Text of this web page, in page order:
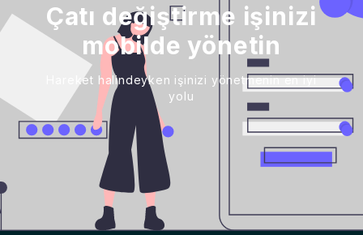
Çatı değiştirme işinizi
mobilde yönetin
Hareket halindeyken işinizi yönetmenin en iyi
yolu